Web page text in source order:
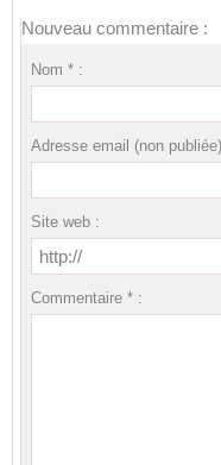
Nouveau commentaire :
Nom * :
Adresse email (non
Site web :
Commentaire * :